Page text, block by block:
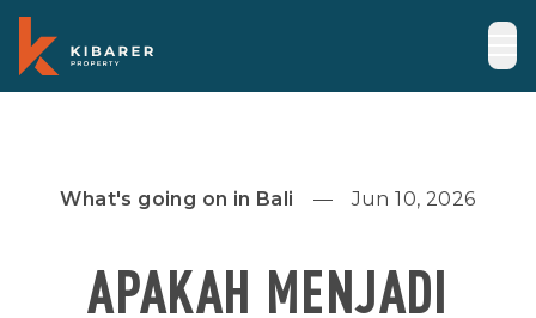
What's going on in Bali Jun 10, 2026
APAKAH MENJADI